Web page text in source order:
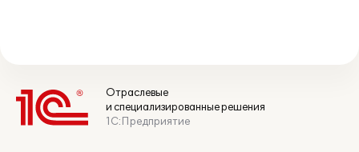
Отраслевые
и специализированные решения
1С:Предприятие